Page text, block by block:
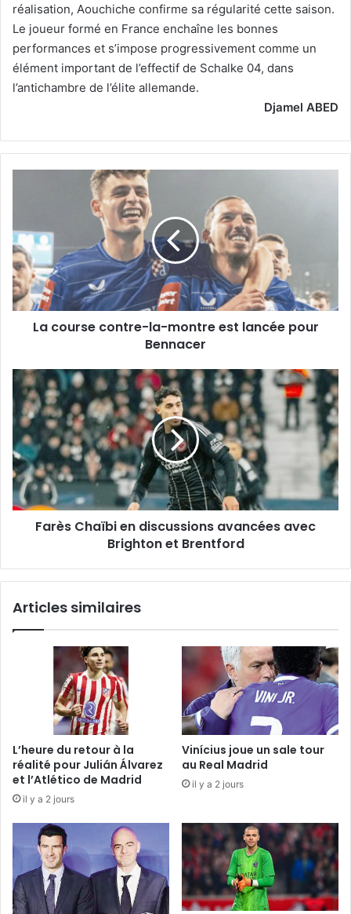
réalisation, Aouchiche confirme sa régularité cette saison.
Le joueur formé en France enchaîne les bonnes
performances et s’impose progressivement comme un
élément important de l’effectif de Schalke 04, dans
l’antichambre de l’élite allemande.
Djamel ABED
montre
est
lancée
pour
Bennacer
La course contre-la-montre est lancée pour
Bennacer
Farès
Chaïbi
en
discussions
avancées
avec
Brighton
et
Brentford
Farès Chaïbi en discussions avancées avec
Brighton et Brentford
Articles similaires
L’heure du retour à la
réalité pour Julián Álvarez
et l’Atlético de Madrid
il y a 2 jours
Vinícius joue un sale tour
au Real Madrid
il y a 2 jours